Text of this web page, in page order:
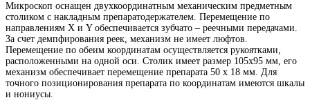
Микроскоп оснащен двухкоординатным механическим предметным
столиком с накладным препаратодержателем. Перемещение по
направлениям X и Y обеспечивается зубчато – реечными передачами.
За счет демпфирования реек, механизм не имеет люфтов.
Перемещение по обеим координатам осуществляется рукоятками,
расположенными на одной оси. Столик имеет размер 105х95 мм, его
механизм обеспечивает перемещение препарата 50 х 18 мм. Для
точного позиционирования препарата по координатам имеются шкалы
и нониусы.